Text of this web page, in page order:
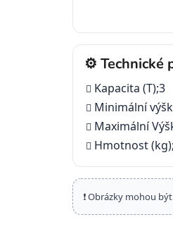
⚙️ Technické
Kapacita (T);3
Minimální
Maximální
Hmotnost
❗ Obrázky mohou